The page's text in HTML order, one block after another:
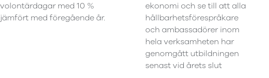
ekonomi och se till att alla
hållbarhetsförespråkare
och ambassadörer inom
hela verksamheten har
genomgått utbildningen
senast vid årets slut
volontärdagar med 10 %
jämfört med föregående år.